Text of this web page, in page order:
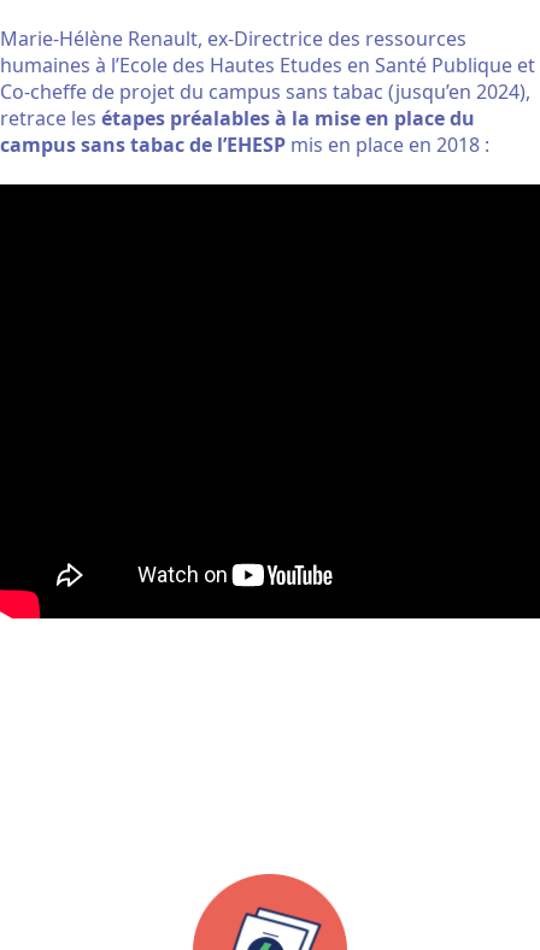
Marie-Hélène Renault, ex-Directrice des ressources
humaines à l’Ecole des Hautes Etudes en Santé Publique et
Co-cheffe de projet du campus sans tabac (jusqu’en 2024),
retrace les étapes préalables à la mise en place du
campus sans tabac de l’EHESP mis en place en 2018 :